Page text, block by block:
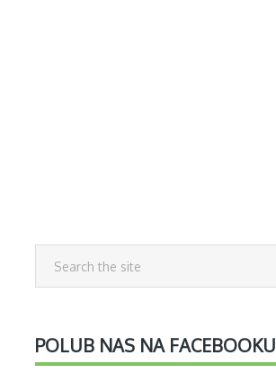
POLUB NAS NA FACEBOOKU